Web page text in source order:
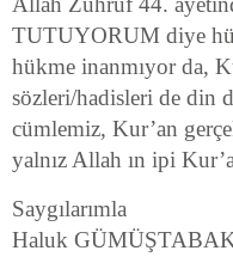
TUTUYORUM diye
hükme inanmıyor da,
sözleri/hadisleri de din
cümlemiz, Kur’an
yalnız Allah ın ipi
Saygılarımla
Haluk